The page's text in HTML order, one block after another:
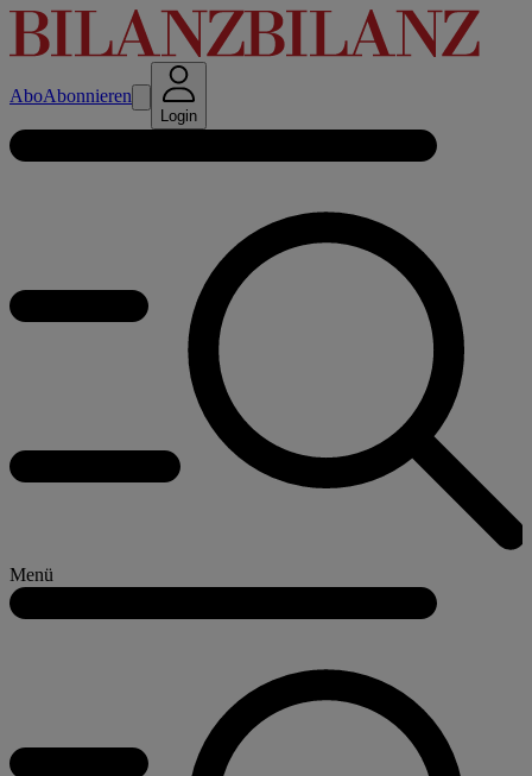
AboAbonnieren
Login
Menü